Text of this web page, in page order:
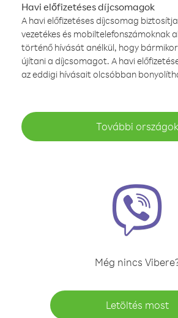
Havi előfizetéses díjcsomagok
A havi előfizetéses díjcsomag
vezetékes és mobiltelefonszámoknak
történő hívását anélkül, hogy bármikor
újítani a díjcsomagot. A havi
az eddigi hívásait olcsóbban
További országok
Még nincs
Letöltés most